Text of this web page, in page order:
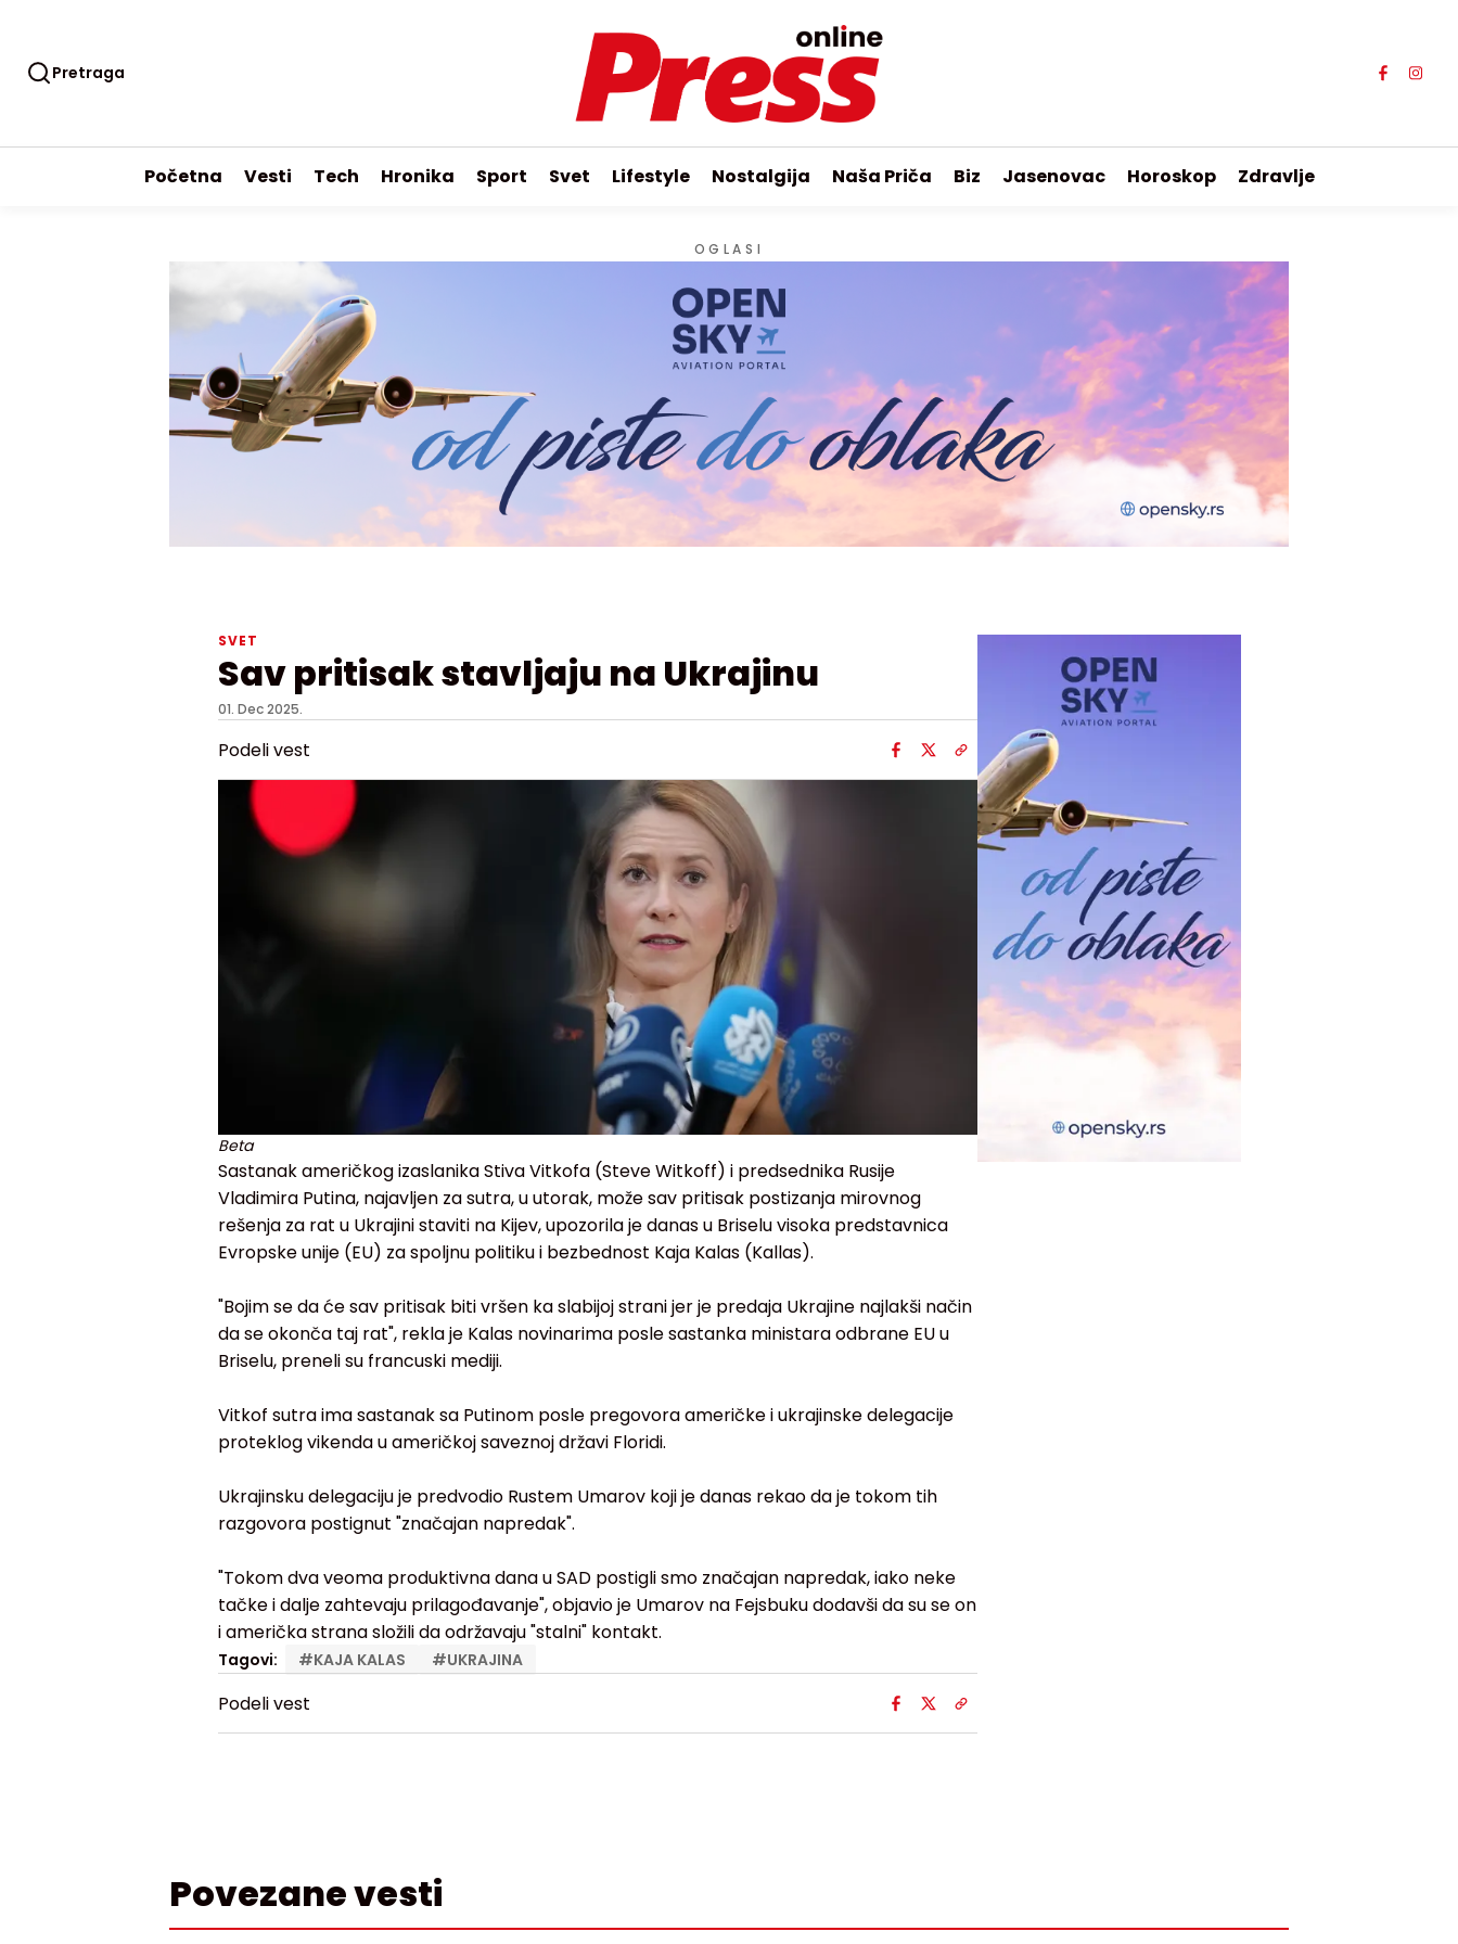
Pretraga
Početna Vesti Tech Hronika Sport Svet Lifestyle Nostalgija Naša Priča Biz Jasenovac Horoskop Zdravlje
OGLASI
SVET
Sav pritisak stavljaju na Ukrajinu
01. Dec 2025.
Podeli vest
Beta
Sastanak američkog izaslanika Stiva Vitkofa (Steve Witkoff) i predsednika Rusije
Vladimira Putina, najavljen za sutra, u utorak, može sav pritisak postizanja mirovnog
rešenja za rat u Ukrajini staviti na Kijev, upozorila je danas u Briselu visoka predstavnica
Evropske unije (EU) za spoljnu politiku i bezbednost Kaja Kalas (Kallas).
"Bojim se da će sav pritisak biti vršen ka slabijoj strani jer je predaja Ukrajine najlakši način
da se okonča taj rat", rekla je Kalas novinarima posle sastanka ministara odbrane EU u
Briselu, preneli su francuski mediji.
Vitkof sutra ima sastanak sa Putinom posle pregovora američke i ukrajinske delegacije
proteklog vikenda u američkoj saveznoj državi Floridi.
Ukrajinsku delegaciju je predvodio Rustem Umarov koji je danas rekao da je tokom tih
razgovora postignut "značajan napredak".
"Tokom dva veoma produktivna dana u SAD postigli smo značajan napredak, iako neke
tačke i dalje zahtevaju prilagođavanje", objavio je Umarov na Fejsbuku dodavši da su se on
i američka strana složili da održavaju "stalni" kontakt.
Tagovi: #KAJA KALAS #UKRAJINA
Podeli vest
Povezane vesti